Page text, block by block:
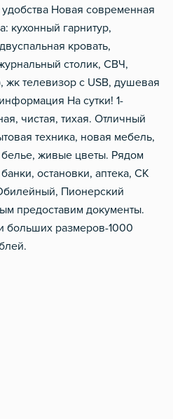
Новая современная
кухонный гарнитур,
кровать,
столик, СВЧ,
жк телевизор с USB, душевая
На сутки! 1-
чистая, тихая. Отличный
техника, новая мебель,
живые цветы. Рядом
остановки, аптека, СК
Пионерский
предоставим документы.
больших размеров-1000